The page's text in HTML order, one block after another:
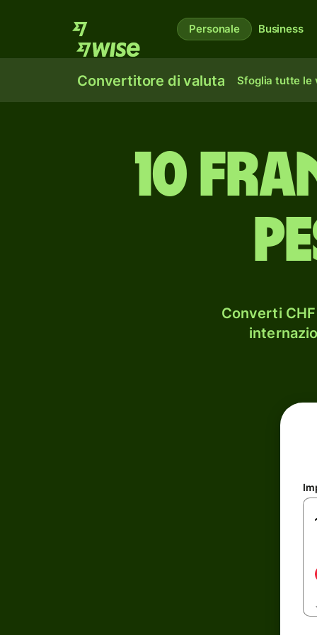
Personale Business
Convertitore di valuta Sfoglia tutte le
10
Converti